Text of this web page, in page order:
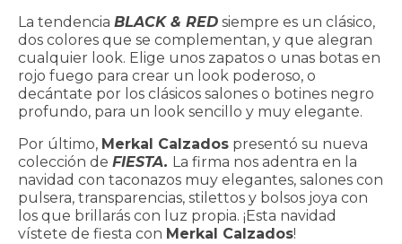
La tendencia BLACK & RED siempre es un clásico,
dos colores que se complementan, y que alegran
cualquier look. Elige unos zapatos o unas botas en
rojo fuego para crear un look poderoso, o
decántate por los clásicos salones o botines negro
profundo, para un look sencillo y muy elegante.
Por último, Merkal Calzados presentó su nueva
colección de FIESTA. La firma nos adentra en la
navidad con taconazos muy elegantes, salones con
pulsera, transparencias, stilettos y bolsos joya con
los que brillarás con luz propia. ¡Esta navidad
vístete de fiesta con Merkal Calzados!